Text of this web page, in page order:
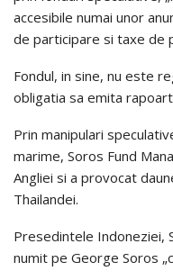
accesibile numai unor
de participare si taxe de
Fondul, in sine, nu este
obligatia sa emita
Prin manipulari
marime, Soros Fund
Angliei si a provocat
Thailandei.
Presedintele Indoneziei,
numit pe George Soros